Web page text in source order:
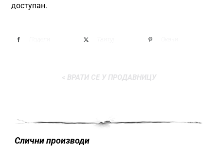
доступан.
< ВРАТИ СЕ У ПРОДАВНИЦУ
Слични производи